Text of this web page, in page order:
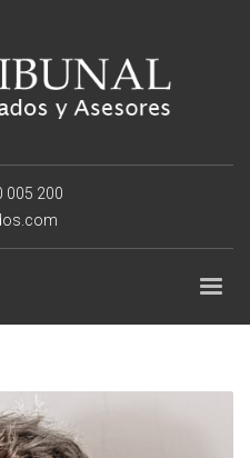
005 200